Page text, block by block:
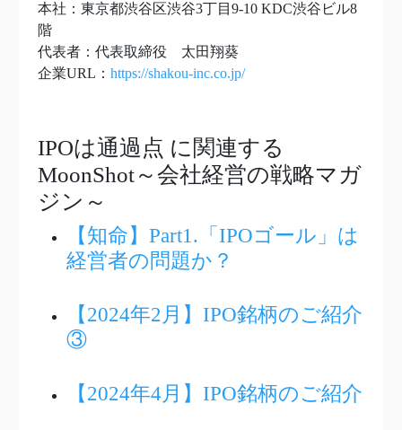
本社：東京都渋谷区渋谷3丁目9-10 KDC渋谷ビル8
階
代表者：代表取締役 太田翔葵
企業URL： https://shakou-inc.co.jp/
IPOは通過点 に関連する
MoonShot～会社経営の戦略マガ
ジン～
【知命】Part1.「IPOゴール」は
経営者の問題か？
【2024年2月】IPO銘柄のご紹介
③
【2024年4月】IPO銘柄のご紹介